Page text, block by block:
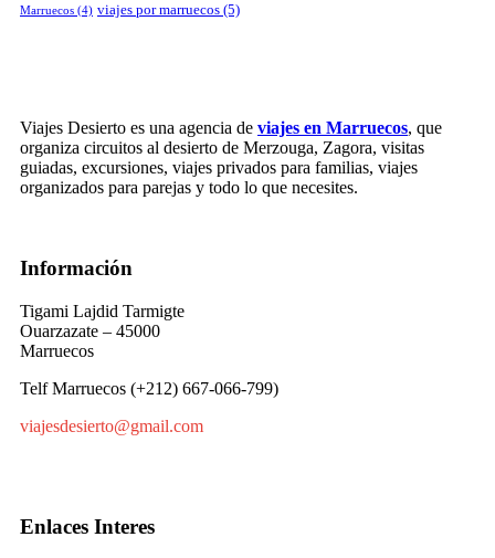
Marruecos (4) viajes por marruecos (5)
Viajes Desierto es una agencia de viajes en Marruecos, que
organiza circuitos al desierto de Merzouga, Zagora, visitas
guiadas, excursiones, viajes privados para familias, viajes
organizados para parejas y todo lo que necesites.
Información
Tigami Lajdid Tarmigte
Ouarzazate – 45000
Marruecos
Telf Marruecos (+212) 667-066-799)
viajesdesierto@gmail.com
Enlaces Interes